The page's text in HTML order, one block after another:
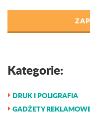
Kategorie:
DRUK I POLIGRAFIA
GADŻETY